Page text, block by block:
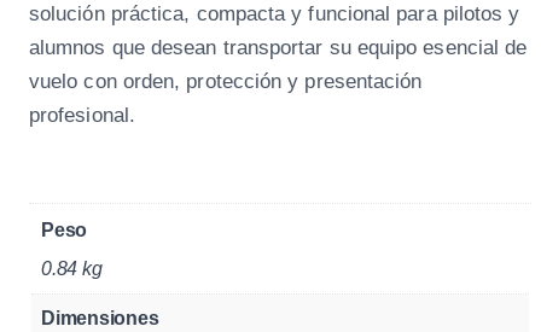
solución práctica, compacta y funcional para pilotos y
alumnos que desean transportar su equipo esencial de
vuelo con orden, protección y presentación
profesional.
Peso
0.84 kg
Dimensiones